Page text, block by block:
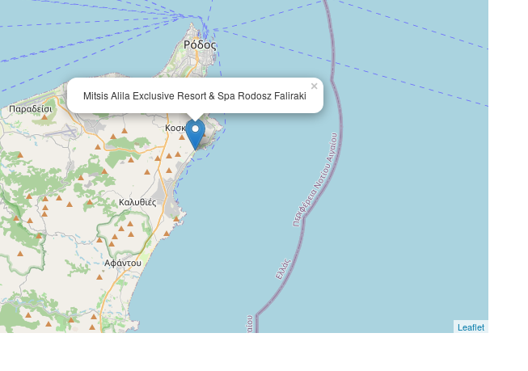
Mitsis Alila Exclusive Resort & Spa Rodosz Faliraki
×
Leaflet